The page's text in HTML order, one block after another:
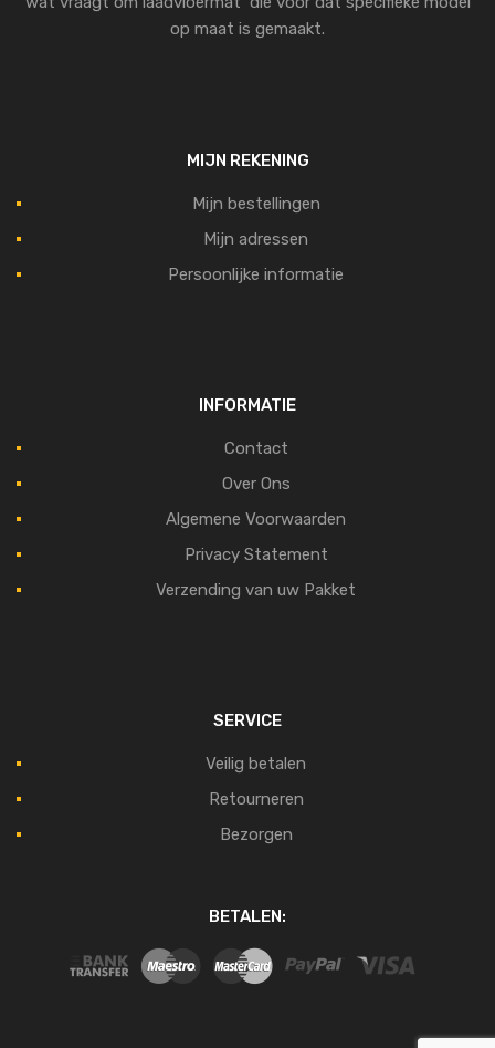
op maat is gemaakt.
MIJN REKENING
Mijn bestellingen
Mijn adressen
Persoonlijke informatie
INFORMATIE
Contact
Over Ons
Algemene Voorwaarden
Privacy Statement
Verzending van uw Pakket
SERVICE
Veilig betalen
Retourneren
Bezorgen
BETALEN: